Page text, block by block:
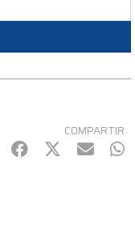
COMPARTIR
Facebook
Twitter
mail